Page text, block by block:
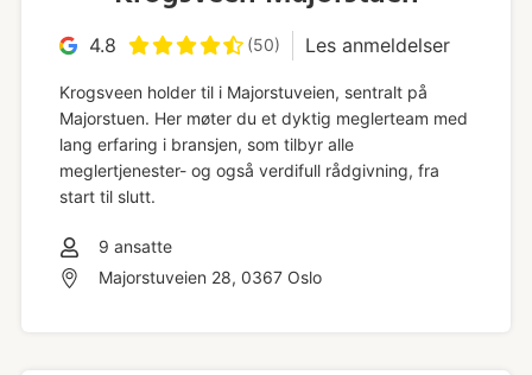
4.8 (50) Les anmeldelser
Krogsveen holder til i Majorstuveien, sentralt på
Majorstuen. Her møter du et dyktig meglerteam med
lang erfaring i bransjen, som tilbyr alle
meglertjenester- og også verdifull rådgivning, fra
start til slutt.
9 ansatte
Majorstuveien 28, 0367 Oslo